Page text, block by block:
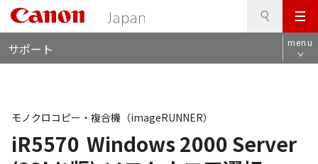
メ
ニ
ュ
サポート menu
iR5570 Windows 2000 Server
モノクロコピー・複合機（imageRUNNER）